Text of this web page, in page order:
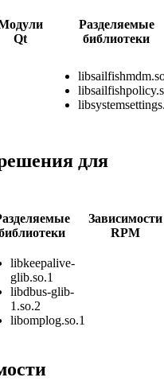
Qt
Разделяемые
библиотеки
для
Зависимости
RPM
libkeepalive-
glib.so.1
libdbus-glib-
1.so.2
libomplog.so.1